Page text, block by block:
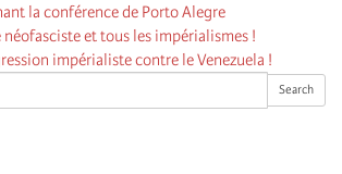
Search
la conférence de Porto Alegre
et tous les impérialismes !
impérialiste contre le Venezuela !